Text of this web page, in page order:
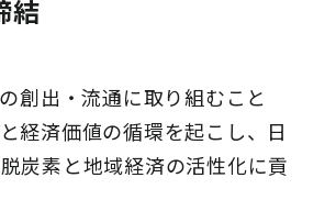
結
創出・流通に取り組むこと
経済価値の循環を起こし、日
炭素と地域経済の活性化に貢